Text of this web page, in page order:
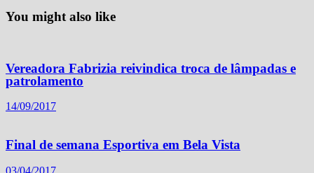
You might also like
Vereadora Fabrizia reivindica troca de lâmpadas e
patrolamento
14/09/2017
Final de semana Esportiva em Bela Vista
03/04/2017